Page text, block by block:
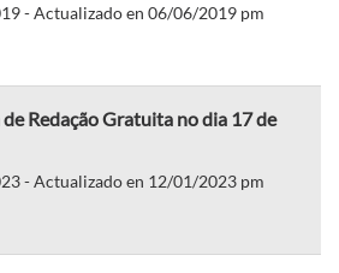
- Actualizado en 06/06/2019 pm
Redação Gratuita no dia 17 de
- Actualizado en 12/01/2023 pm